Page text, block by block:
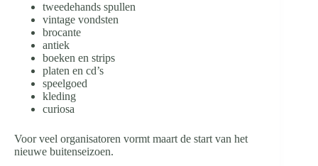
tweedehands spullen
vintage vondsten
brocante
antiek
boeken en strips
platen en cd’s
speelgoed
kleding
curiosa
Voor veel organisatoren vormt maart de start van het
nieuwe buitenseizoen.